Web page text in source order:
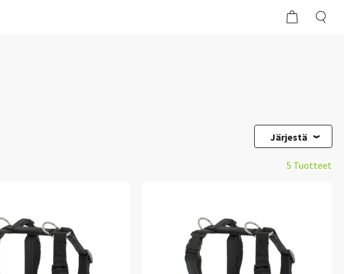
Järjestä
5 Tuotteet